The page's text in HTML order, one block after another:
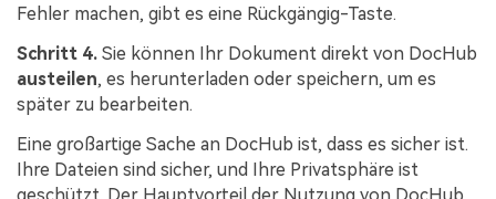
Fehler machen, gibt es eine Rückgängig-Taste.
Schritt 4. Sie können Ihr Dokument direkt von DocHub
austeilen, es herunterladen oder speichern, um es
später zu bearbeiten.
Eine großartige Sache an DocHub ist, dass es sicher ist.
Ihre Dateien sind sicher, und Ihre Privatsphäre ist
geschützt. Der Hauptvorteil der Nutzung von DocHub